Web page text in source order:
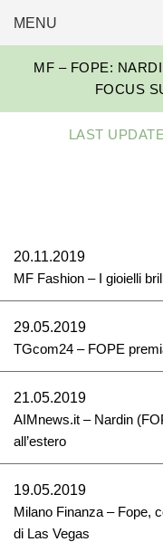
MENU
MF – FOPE:
FOCUS
LAST
20.11.2019
MF Fashion – I gioielli
29.05.2019
TGcom24 – FOPE
21.05.2019
AIMnews.it – Nardin
all’estero
19.05.2019
Milano Finanza – Fope,
di Las Vegas